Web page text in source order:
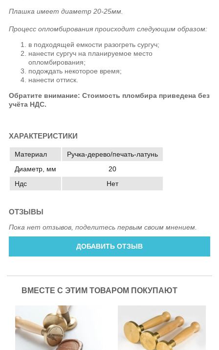
Плашка имеет диаметр 20-25мм.
Процесс опломбирования происходит следующим образом:
в подходящей емкости разогреть сургуч;
нанести сургуч на планируемое место
опломбирования;
подождать некоторое время;
нанести оттиск.
Обратите внимание: Стоимость пломбира приведена без
учёта НДС.
ХАРАКТЕРИСТИКИ
Материал
Ручка-дерево/печать-латунь
Диаметр, мм
20
Ндс
Нет
ОТЗЫВЫ
Пока нет отзывов, поделитесь первым своим мнением.
ДОБАВИТЬ ОТЗЫВ
ВМЕСТЕ С ЭТИМ ТОВАРОМ ПОКУПАЮТ